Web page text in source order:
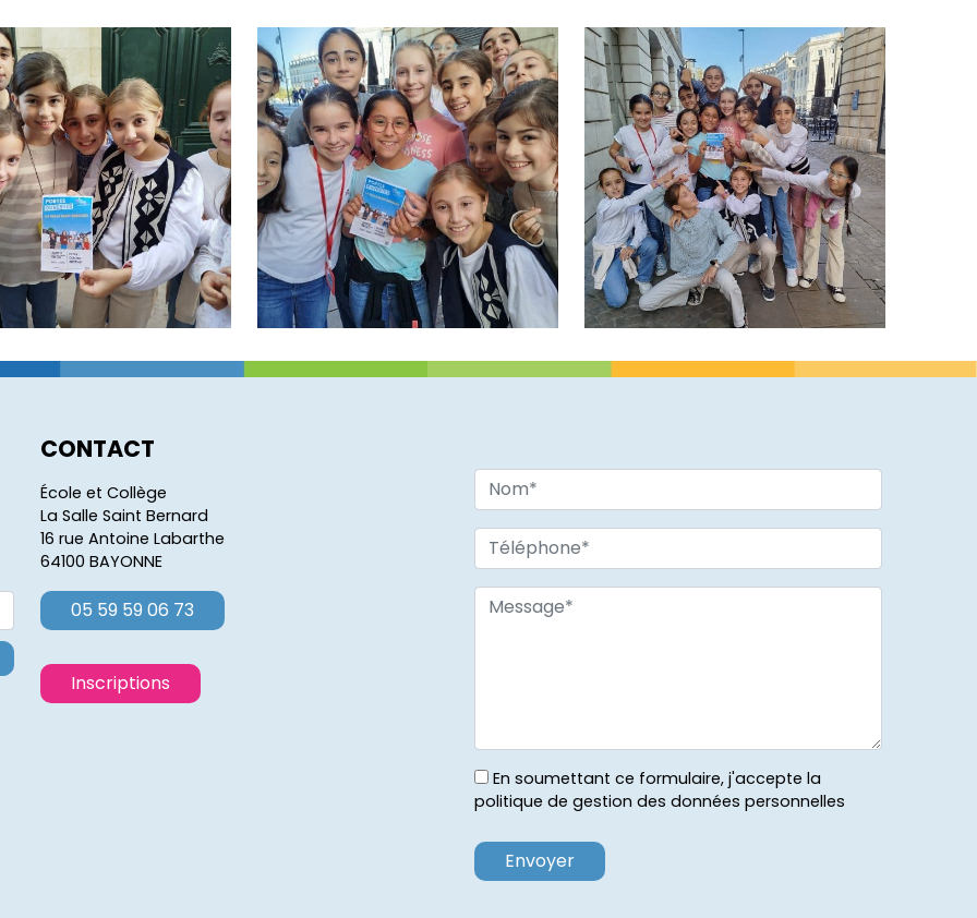
CONTACT
École et Collège
La Salle Saint Bernard
16 rue Antoine Labarthe
64100 BAYONNE
05 59 59 06 73
Inscriptions
En soumettant ce formulaire, j'accepte la
politique de gestion des données personnelles